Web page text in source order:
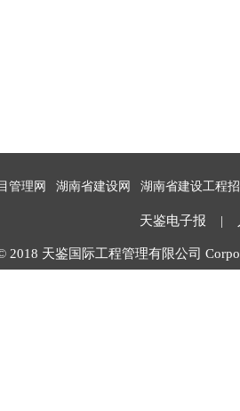
天鉴电子报 |
2018 天鉴国际工程管理有限公司
管理网 湖南省建设网 湖南省建设工程